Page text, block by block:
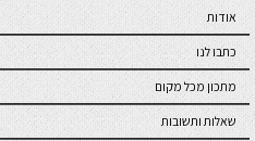
אודות
כתבו לנו
מתכון מכל מקום
שאלות ותשובות